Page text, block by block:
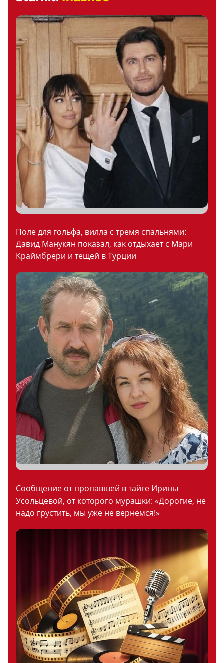
Поле для гольфа, вилла с тремя спальнями:
Давид Манукян показал, как отдыхает с Мари
Краймбрери и тещей в Турции
Сообщение от пропавшей в тайге Ирины
Усольцевой, от которого мурашки: «Дорогие, не
надо грустить, мы уже не вернемся!»